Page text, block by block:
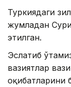
Туркиядаги
жумладан
этилган.
Эслатиб
вазиятлар
оқибатларини